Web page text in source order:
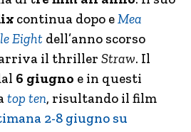
continua dopo eMea
Eight dell’anno scorso
il thriller Straw. Il
6 giugno e in questi
top ten, risultando il film
2-8 giugno su